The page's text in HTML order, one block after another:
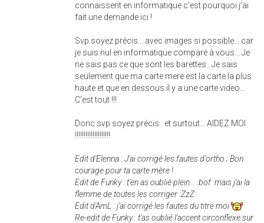
connaissent en informatique c'est pourquoi j'ai
fait une demande ici !
Svp soyez précis... avec images si possible... car
je suis nul en informatique comparé à vous... Je
ne sais pas ce que sont les barettes.. Je sais
seulement que ma carte mere est la carte la plus
haute et que en dessous il y a une carte video...
C'est tout !!!
Donc svp soyez précis.. et surtout... AIDEZ MOI
!!!!!!!!!!!!!!!!!!!!
Edit d'Elenna : J'ai corrigé les fautes d'ortho ; Bon
courage pour ta carte mère !
Edit de Funky : t'en as oublié plein... :bof: mais j'ai la
flemme de toutes les corriger :ZzZ:
Edit d'AmL : j'ai corrigé les fautes du titre moi
Re-edit de Funky : t'as oublié l'accent circonflexe sur